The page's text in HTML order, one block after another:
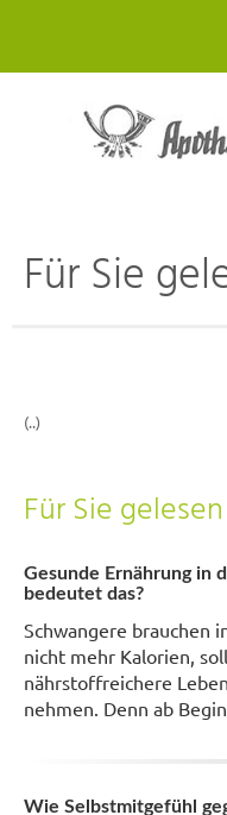
Für Sie
(..)
Für Sie gelesen
Gesunde Ernährung in
bedeutet das?
Schwangere brauchen
nicht mehr Kalorien,
nährstoffreichere
nehmen. Denn ab
Wie Selbstmitgefühl